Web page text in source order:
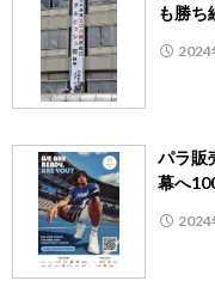
も勝ち
2024
パラ販
幕へ
2024